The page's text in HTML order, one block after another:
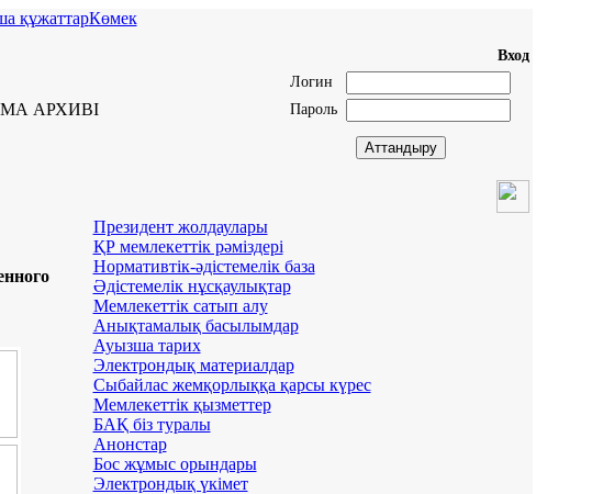
құжаттарКөмек
Вход
Логин
Пароль
АРХИВI
Президент жолдаулары
ҚР мемлекеттік рәміздері
Нормативтік-әдістемелік база
Әдістемелік нұсқаулықтар
Мемлекеттік сатып алу
Анықтамалық басылымдар
Ауызша тарих
Электрондық материалдар
Сыбайлас жемқорлыққа қарсы күрес
Мемлекеттік қызметтер
БАҚ біз туралы
Анонстар
Бос жұмыс орындары
Электрондық үкімет